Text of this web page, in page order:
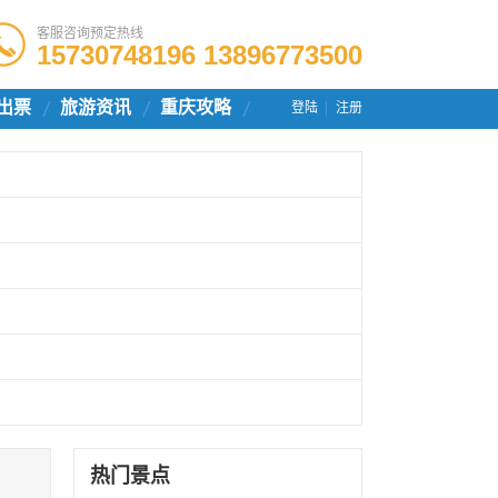
客服咨询预定热线
15730748196 13896773500
票 旅游资讯 重庆攻略 登陆 注册
热门景点